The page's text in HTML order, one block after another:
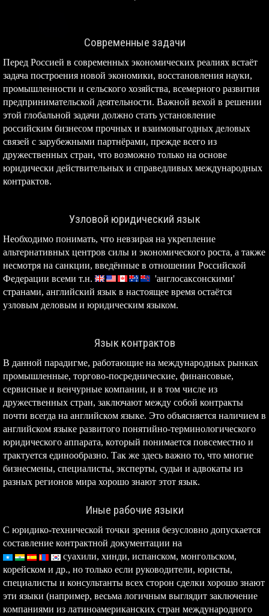
Современные задачи
Перед Россией в современных экономических реалиях встаёт
задача построения новой экономики, восстановления науки,
промышленности и сельского хозяйства, всемерного развития
предпринимательской деятельности. Важной вехой в решении
этой глобальной задачи должно стать установление
российским бизнесом прочных и взаимовыгодных деловых
связей с зарубежными партнёрами, прежде всего из
дружественных стран, что возможно только на основе
юридически действительных и справедливых международных
контрактов.
Узловой юридический язык
Необходимо понимать, что невзирая на укрепление
альтернативных центров силы и экономического роста, а также
несмотря на санкции, введённые в отношении Российской
Федерации всеми т.н.
'англосаксонскими'
странами, английский язык в настоящее время остаётся
узловым деловым и юридическим языком.
Язык контрактов
В данной парадигме, работающие на международных рынках
промышленные, торгово-посреднические, финансовые,
сервисные и венчурные компании, и в том числе из
дружественных стран, заключают между собой контракты
почти всегда на английском языке. Это объясняется наличием в
английском языке развитого понятийно-терминологического
юридического аппарата, который понимается повсеместно и
трактуется единообразно. Так же здесь важно то, что многие
бизнесмены, специалисты, эксперты, судьи и адвокаты из
разных регионов мира хорошо знают этот язык.
Иные рабочие языки
С юридико-технической точки зрения безусловно допускается
составление контрактной документации на
суахили, хинди, испанском, монгольском,
корейском и др., но только если руководители, юристы,
специалисты и консультанты всех сторон сделки хорошо знают
эти языки (например, весьма логичным выглядит заключение
компаниями из латиноамериканских стран международного